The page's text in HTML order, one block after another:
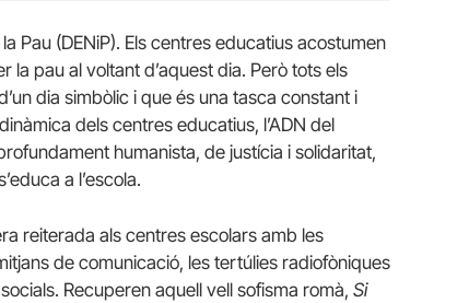
Pau (DENiP). Els centres educatius acostumen
la pau al voltant d’aquest dia. Però tots els
dia simbòlic i que és una tasca constant i
dels centres educatius, l’ADN del
humanista, de justícia i solidaritat,
a l’escola.
reiterada als centres escolars amb les
de comunicació, les tertúlies radiofòniques
Recuperen aquell vell sofisma romà, Si